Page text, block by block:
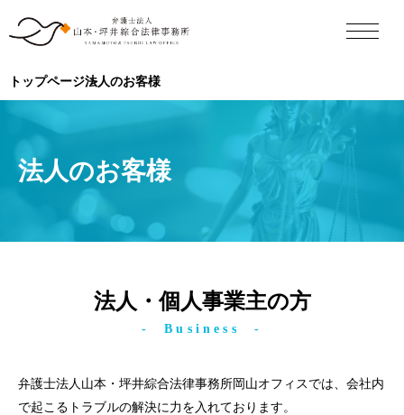
トップページ法人のお客様
法人のお客様
法人・個人事業主の方
Business
弁護士法人山本・坪井綜合法律事務所岡山オフィスでは、会社内
で起こるトラブルの解決に力を入れております。